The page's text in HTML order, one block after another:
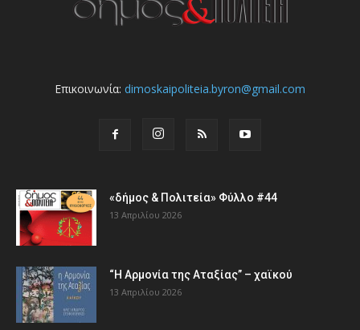
Επικοινωνία: dimoskaipoliteia.byron@gmail.com
«δήμος & Πολιτεία» Φύλλο #44
13 Απριλίου 2026
“Η Αρμονία της Αταξίας” – χαϊκού
13 Απριλίου 2026